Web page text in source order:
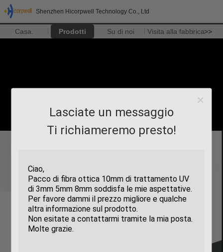
Shenzhen Hicorpwell Technology Co., Ltd
Casa. Prodotti Su di noi Visita alla fabbrica>>
Lasciate un messaggio
Ti richiameremo presto!